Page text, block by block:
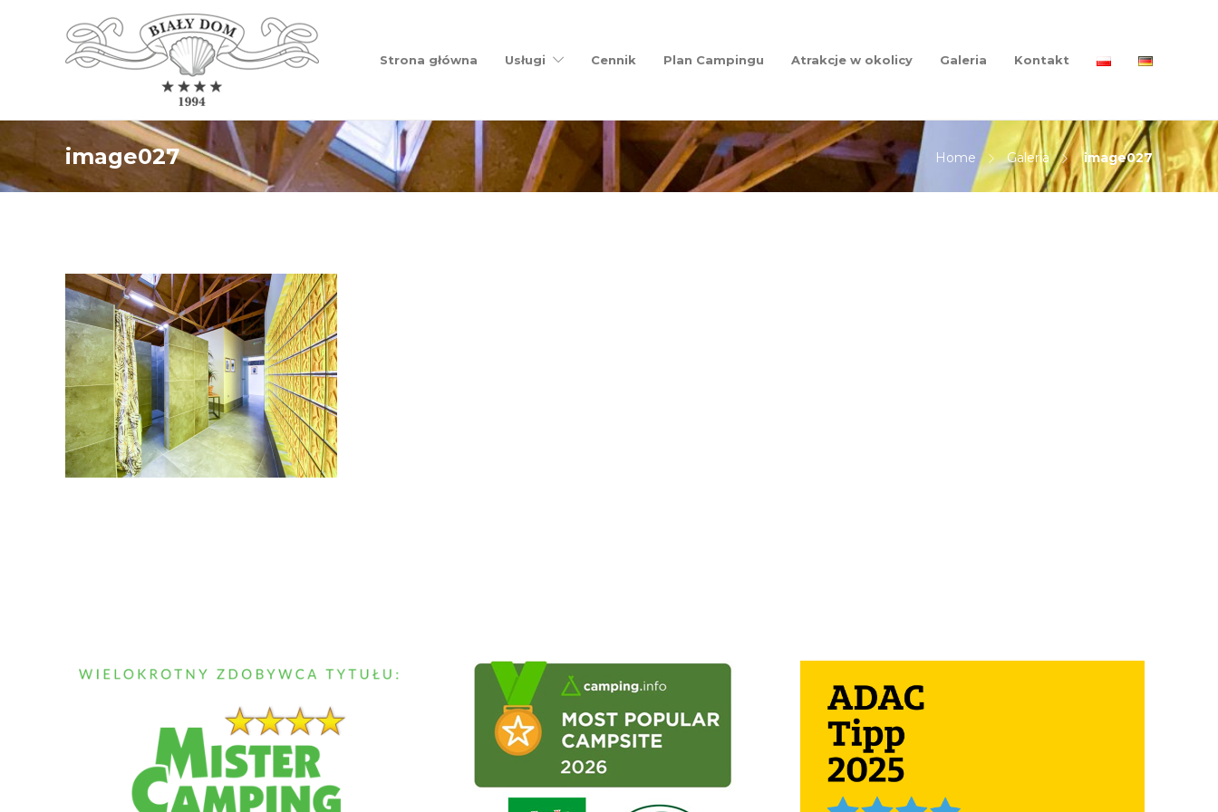
Strona główna Usługi Cennik Plan Campingu Atrakcje w okolicy Galeria Kontakt
image027 Home Galeria image027